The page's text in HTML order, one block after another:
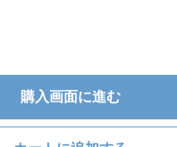
購入画面に進む